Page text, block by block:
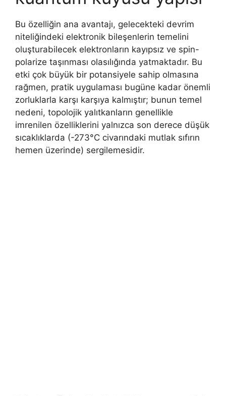
Bu özelliğin ana avantajı, gelecekteki devrim
niteliğindeki elektronik bileşenlerin temelini
oluşturabilecek elektronların kayıpsız ve spin-
polarize taşınması olasılığında yatmaktadır. Bu
etki çok büyük bir potansiyele sahip olmasına
rağmen, pratik uygulaması bugüne kadar önemli
zorluklarla karşı karşıya kalmıştır; bunun temel
nedeni, topolojik yalıtkanların genellikle
imrenilen özelliklerini yalnızca son derece düşük
sıcaklıklarda (-273°C civarındaki mutlak sıfırın
hemen üzerinde) sergilemesidir.